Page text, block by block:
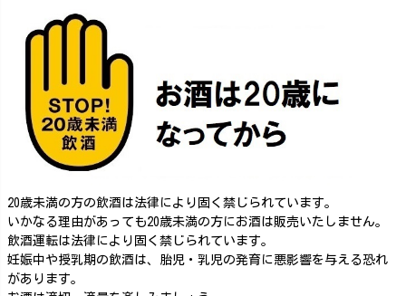
20歳未満の方の飲酒は法律により固く禁じられています。
いかなる理由があっても20歳未満の方にお酒は販売いたしません。
飲酒運転は法律により固く禁じられています。
妊娠中や授乳期の飲酒は、胎児・乳児の発育に悪影響を与える恐れ
があります。